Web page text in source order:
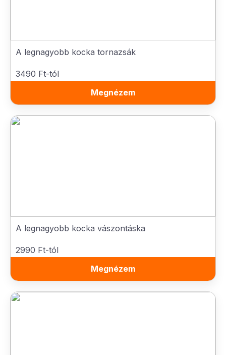
A legnagyobb kocka tornazsák
3490 Ft-tól
Megnézem
A legnagyobb kocka vászontáska
2990 Ft-tól
Megnézem